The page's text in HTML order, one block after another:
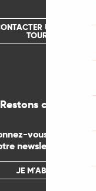
UN OFFICE
TOURISME
Restons connectés
vous
newsletter
JE M'ABONNE